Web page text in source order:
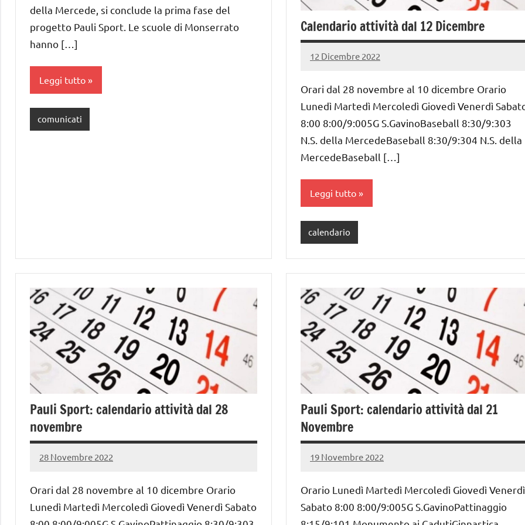
della Mercede, si conclude la prima fase del
progetto Pauli Sport. Le scuole di Monserrato
hanno […]
Leggi tutto
comunicati
Calendario attività dal 12 Dicembre
12 Dicembre 2022
PauliSport
Nessun
Orari dal 28 novembre al 10 dicembre Orario
Lunedì Martedì Mercoledì Giovedì Venerdì
8:00 8:00/9:005G S.GavinoBaseball 8:30/9:303
N.S. della MercedeBaseball 8:30/9:304 N.S. della
MercedeBaseball […]
Leggi tutto
calendario
Pauli Sport: calendario attività dal 28
novembre
28 Novembre 2022
PauliSport
Nessun
Orari dal 28 novembre al 10 dicembre Orario
Lunedì Martedì Mercoledì Giovedì Venerdì Sabato
Pauli Sport: calendario attività dal 21
Novembre
19 Novembre 2022
PauliSport
Nessun
Orario Lunedì Martedì Mercoledì Giovedì Venerdì
Sabato 8:00 8:00/9:005G S.GavinoPattinaggio